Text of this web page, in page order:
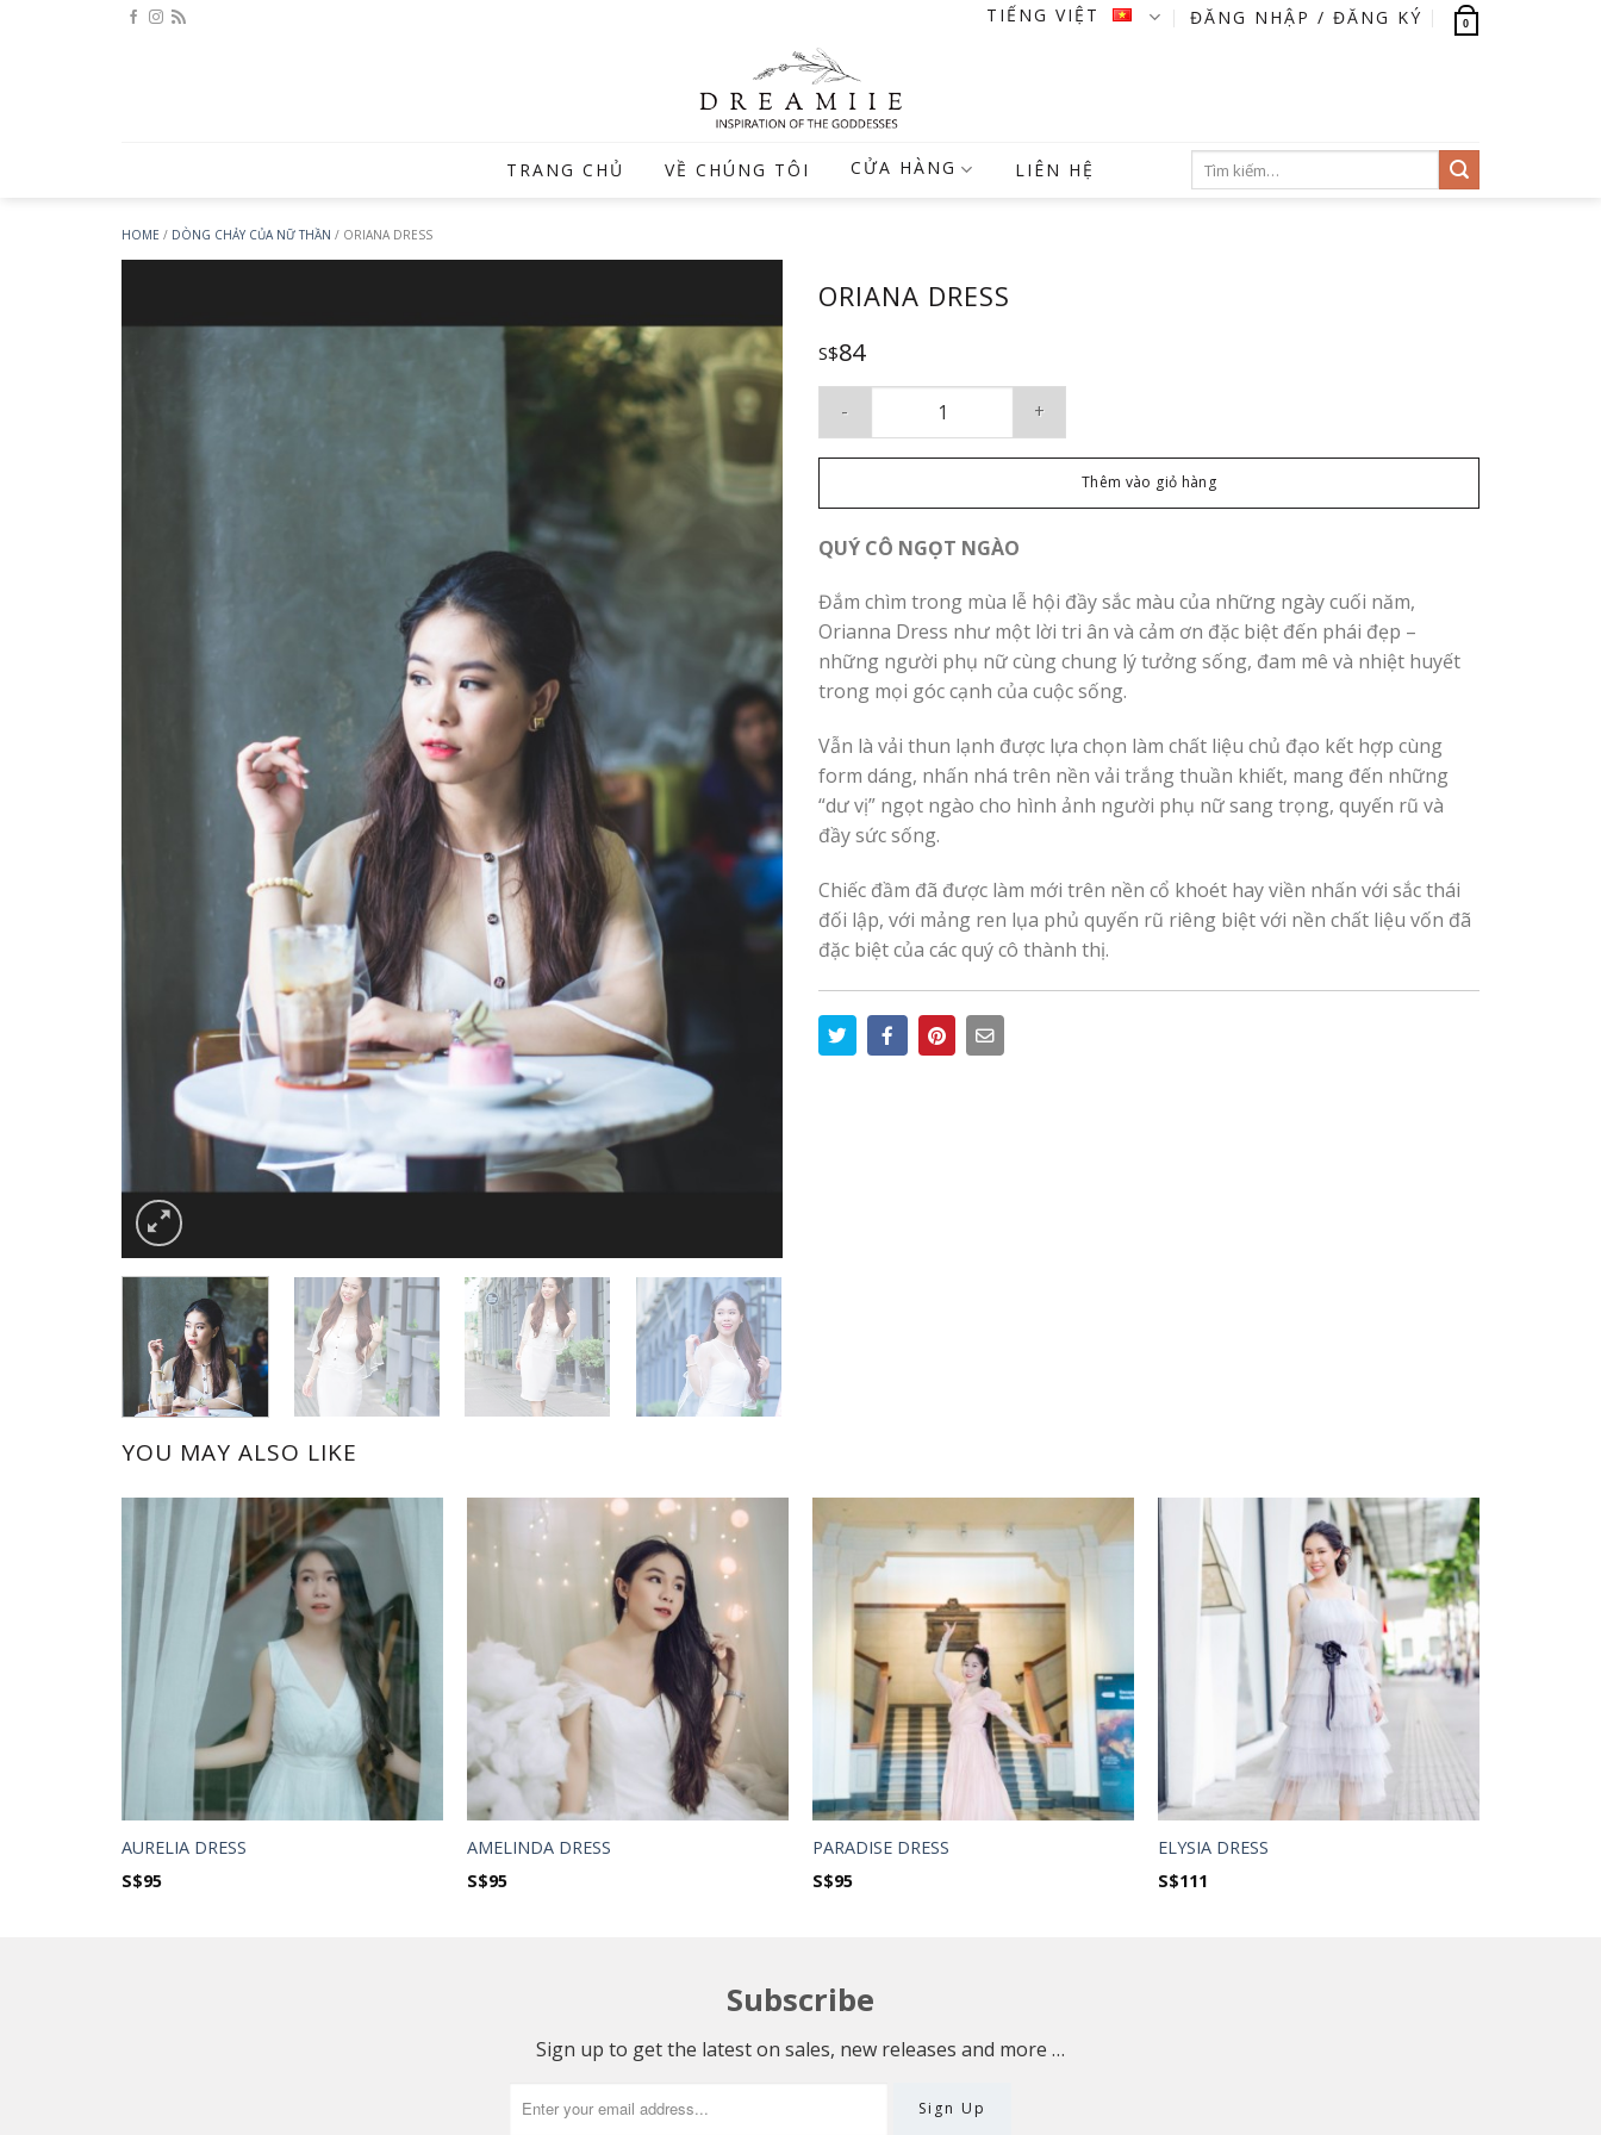
TIẾNG VIỆT ĐĂNG NHẬP / ĐĂNG KÝ 0
TRANG CHỦ VỀ CHÚNG TÔI CỬA HÀNG LIÊN HỆ
Tìm
kiếm:
HOME / DÒNG CHẢY CỦA NỮ THẦN / ORIANA DRESS
ORIANA DRESS
S$84
Thêm vào giỏ hàng
QUÝ CÔ NGỌT NGÀO
Đắm chìm trong mùa lễ hội đầy sắc màu của những ngày cuối năm,
Orianna Dress như một lời tri ân và cảm ơn đặc biệt đến phái đẹp –
những người phụ nữ cùng chung lý tưởng sống, đam mê và nhiệt huyết
trong mọi góc cạnh của cuộc sống.
Vẫn là vải thun lạnh được lựa chọn làm chất liệu chủ đạo kết hợp cùng
form dáng, nhấn nhá trên nền vải trắng thuần khiết, mang đến những
“dư vị” ngọt ngào cho hình ảnh người phụ nữ sang trọng, quyến rũ và
đầy sức sống.
Chiếc đầm đã được làm mới trên nền cổ khoét hay viền nhấn với sắc thái
đối lập, với mảng ren lụa phủ quyến rũ riêng biệt với nền chất liệu vốn đã
đặc biệt của các quý cô thành thị.
YOU MAY ALSO LIKE
AURELIA DRESS
S$95
AMELINDA DRESS
S$95
PARADISE DRESS
S$95
ELYSIA DRESS
S$111
Subscribe
Sign up to get the latest on sales, new releases and more …